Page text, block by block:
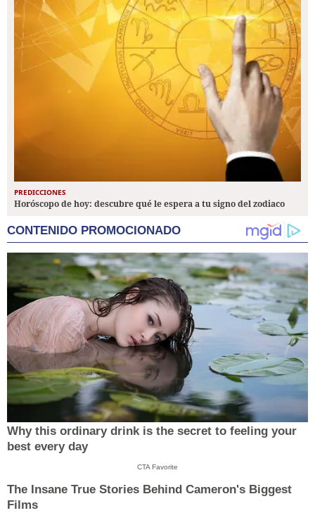
PREDICCIONES
Horóscopo de hoy: descubre qué le espera a tu signo del zodiaco
CONTENIDO PROMOCIONADO
Why this ordinary drink is the secret to feeling your
best every day
CTA Favorite
The Insane True Stories Behind Cameron's Biggest
Films